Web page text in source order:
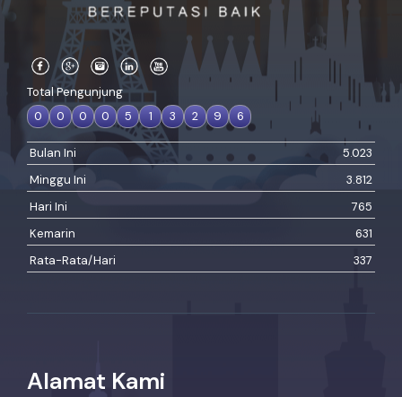
Total Pengunjung
0
0 0 0 5 1 3 2 9 6
Bulan Ini
5.023
Minggu Ini
3.812
Hari Ini
765
Kemarin
631
Rata-Rata/Hari
337
Alamat Kami